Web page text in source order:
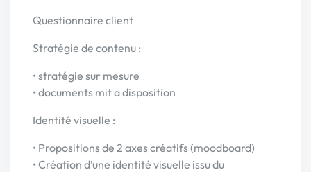
Questionnaire client
Stratégie de contenu :
• stratégie sur mesure
• documents mit a disposition
Identité visuelle :
• Propositions de 2 axes créatifs (moodboard)
• Création d’une identité visuelle issu du